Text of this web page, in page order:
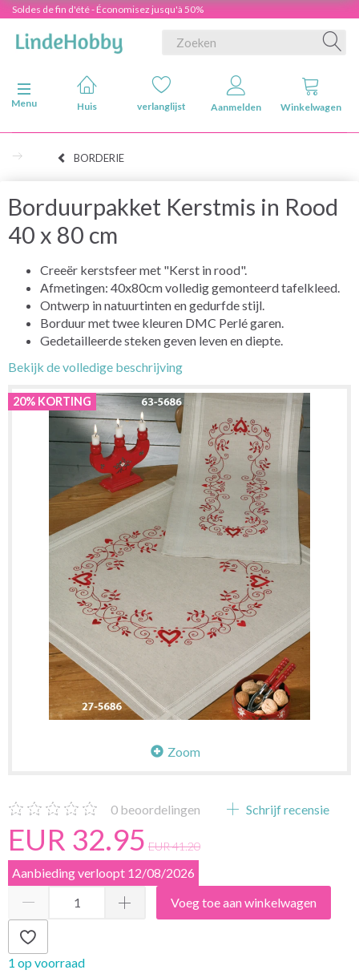
Soldes de fin d'été - Économisez jusqu'à 50%
Navigatie in-/uitschakelen
Menu
Huis verlanglijst Aanmelden Winkelwagen
BORDERIE
Borduurpakket Kerstmis in Rood
40 x 80 cm
Creeër kerstsfeer met "Kerst in rood".
Afmetingen: 40x80cm volledig gemonteerd tafelkleed.
Ontwerp in natuurtinten en gedurfde stijl.
Borduur met twee kleuren DMC Perlé garen.
Gedetailleerde steken geven leven en diepte.
Bekijk de volledige beschrijving
20% KORTING
Zoom
0 beoordelingen Schrijf recensie
EUR 32.95 EUR 41.20
Aanbieding verloopt 12/08/2026
Voeg toe aan winkelwagen
1 op voorraad